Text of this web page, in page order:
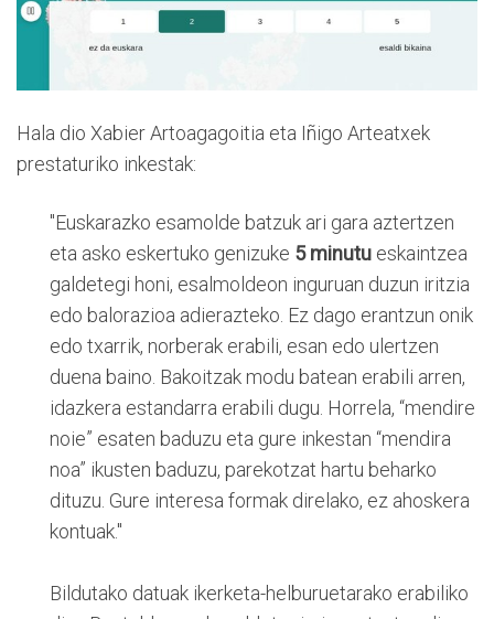
Hala dio Xabier Artoagagoitia eta Iñigo Arteatxek
prestaturiko inkestak:
"Euskarazko esamolde batzuk ari gara aztertzen
eta asko eskertuko genizuke 5 minutu eskaintzea
galdetegi honi, esalmoldeon inguruan duzun iritzia
edo balorazioa adierazteko. Ez dago erantzun onik
edo txarrik, norberak erabili, esan edo ulertzen
duena baino. Bakoitzak modu batean erabili arren,
idazkera estandarra erabili dugu. Horrela, “mendire
noie” esaten baduzu eta gure inkestan “mendira
noa” ikusten baduzu, parekotzat hartu beharko
dituzu. Gure interesa formak direlako, ez ahoskera
kontuak."
Bildutako datuak ikerketa-helburuetarako erabiliko